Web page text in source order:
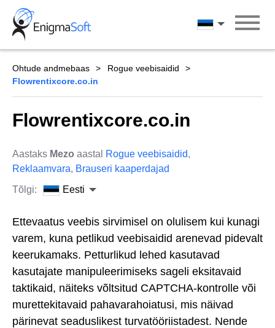
Skip
content
Eesti
Ohtude andmebaas
Rogue veebisaidid
Flowrentixcore.co.in
Flowrentixcore.co.in
Aastaks Mezo aastal Rogue veebisaidid,
Reklaamvara, Brauseri kaaperdajad
Tõlgi:
Eesti
Ettevaatus veebis sirvimisel on olulisem kui kunagi
varem, kuna petlikud veebisaidid arenevad pidevalt
keerukamaks. Petturlikud lehed kasutavad
kasutajate manipuleerimiseks sageli eksitavaid
taktikaid, näiteks võltsitud CAPTCHA-kontrolle või
murettekitavaid pahavarahoiatusi, mis näivad
pärinevat seaduslikest turvatööriistadest. Nende